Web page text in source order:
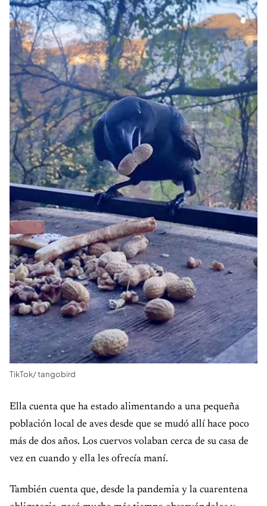
TikTok/ tangobird
Ella cuenta que ha estado alimentando a una pequeña
población local de aves desde que se mudó allí hace poco
más de dos años. Los cuervos volaban cerca de su casa de
vez en cuando y ella les ofrecía maní.
También cuenta que, desde la pandemia y la cuarentena